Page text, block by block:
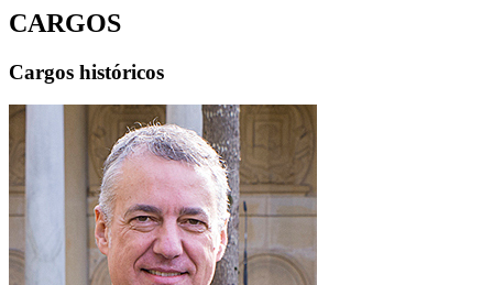
CARGOS
Cargos históricos